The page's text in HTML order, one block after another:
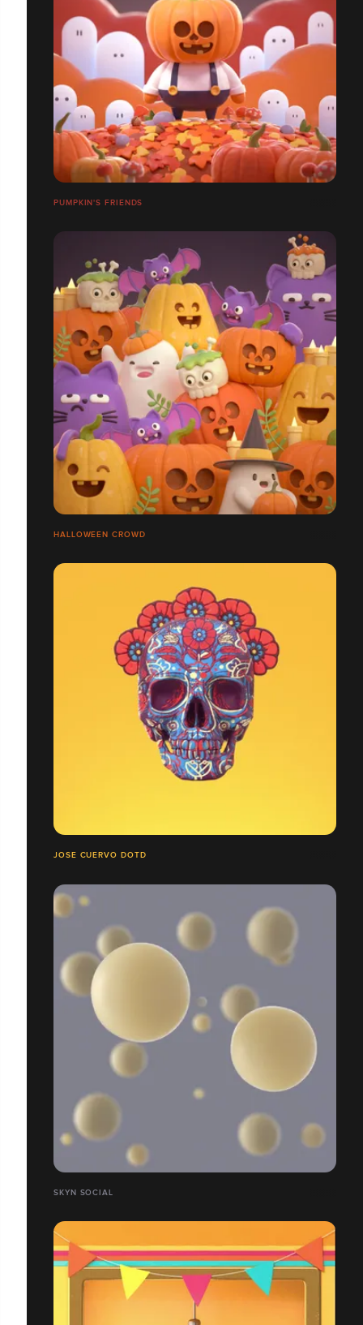
PUMPKIN'S FRIENDS
HALLOWEEN CROWD
JOSE CUERVO DOTD
SKYN SOCIAL